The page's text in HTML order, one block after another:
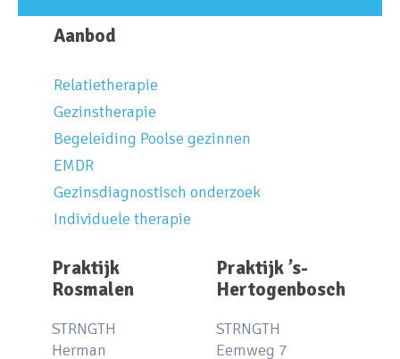
Aanbod
Relatietherapie
Gezinstherapie
Begeleiding Poolse gezinnen
EMDR
Gezinsdiagnostisch onderzoek
Individuele therapie
Praktijk
Rosmalen
STRNGTH
Herman
Praktijk ’s-
Hertogenbosch
STRNGTH
Eemweg 7